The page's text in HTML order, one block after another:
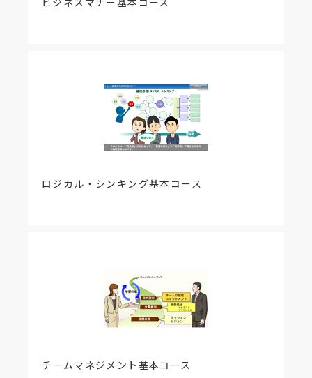
ロジカル・シンキング基本コース
チームマネジメント基本コース